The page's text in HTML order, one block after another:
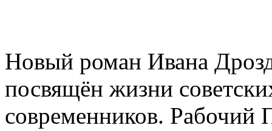
Новый роман Ивана
посвящён жизни
современников. Рабочий